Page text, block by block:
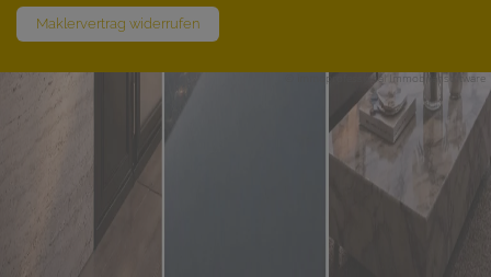
Maklervertrag widerrufen
professional Immobiliensoftware